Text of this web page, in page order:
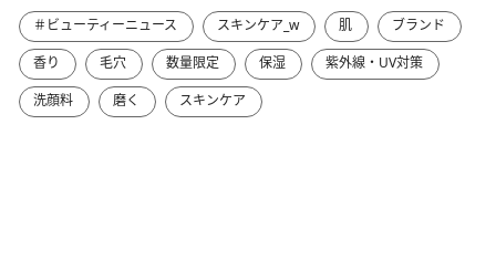
＃ビューティーニュース スキンケア_w 肌
ブランド
香り
毛穴 数量限定 保湿
紫外線・UV対策
洗顔料
磨く スキンケア